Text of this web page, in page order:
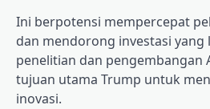
Ini berpotensi mempercepat
dan mendorong investasi yang
penelitian dan pengembangan
tujuan utama Trump untuk
inovasi.